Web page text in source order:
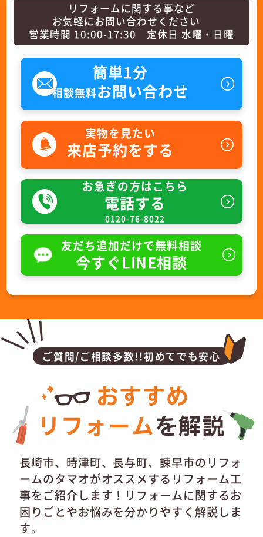
リフォームに関する事など
お気軽にお問い合わせください
営業時間 10:00-17:30 定休日 水曜・日曜
簡単1分
相談無料お問い合わせ
実物を見たい
来店予約をする
お急ぎの方はこちら
電話する
0120-76-8022
友だち追加だけで無料相談
今すぐLINE相談
ご質問/ご相談多数!!初めてでも安心
おすすめ
リフォームを解説
長崎市、時津町、長与町、諫早市のリフォ
ームのタマオがオススメするリフォーム工
事をご紹介します！ リフォームに関するお
困りごとやお悩みを分かりやすく解説しま
す。